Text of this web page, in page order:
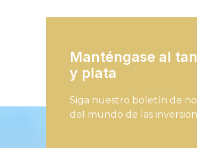
Manténgase al
y plata
Siga nuestro boletín de
del mundo de las